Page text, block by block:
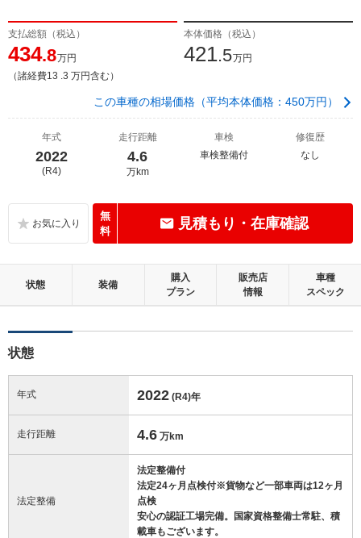
支払総額（税込）
434.8万円
（諸経費13 .3 万円含む）
本体価格（税込）
421.5万円
この車種の相場価格（平均本体価格：450万円）
年式
2022
(R4)
走行距離
4.6
万km
車検
車検整備付
修復歴
なし
無
料
見積もり・在庫確認
状態 装備
購入
プラン
販売店
情報
車種
スペック
状態
年式 2022 (R4)年
走行距離 4.6 万km
法定整備
法定整備付
法定24ヶ月点検付※貨物など一部車両は12ヶ月
点検
安心の認証工場完備。国家資格整備士常駐、積
載車もございます。